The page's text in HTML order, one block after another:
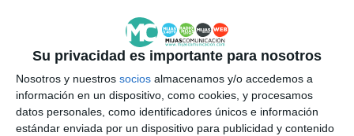
Su privacidad es importante para nosotros
Nosotros y nuestros socios almacenamos y/o accedemos a
información en un dispositivo, como cookies, y procesamos
datos personales, como identificadores únicos e información
estándar enviada por un dispositivo para publicidad y contenido